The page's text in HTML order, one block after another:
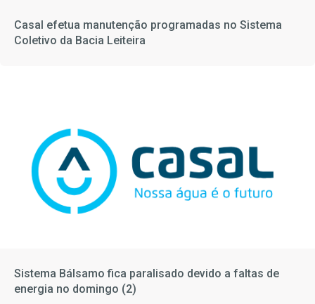
Casal efetua manutenção programadas no Sistema
Coletivo da Bacia Leiteira
Sistema Bálsamo fica paralisado devido a faltas de
energia no domingo (2)